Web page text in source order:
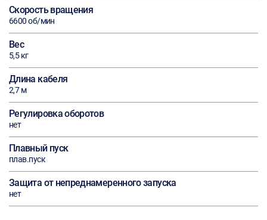
Скорость вращения
6600 об/мин
Вес
5,5 кг
Длина кабеля
2,7 м
Регулировка оборотов
нет
Плавный пуск
плав.пуск
Защита от непреднамеренного запуска
нет